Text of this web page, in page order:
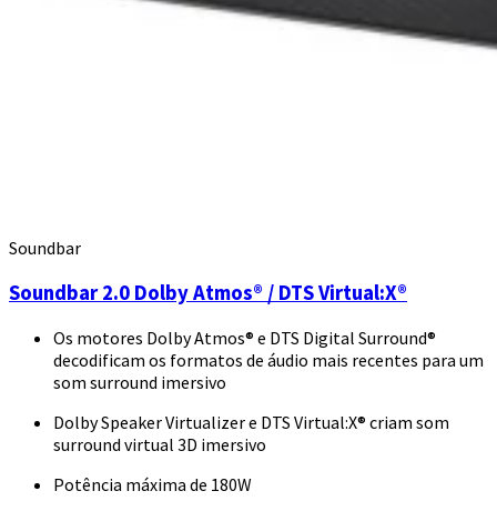
Soundbar
Soundbar 2.0 Dolby Atmos® / DTS Virtual:X®
Os motores Dolby Atmos® e DTS Digital Surround®
decodificam os formatos de áudio mais recentes para um
som surround imersivo
Dolby Speaker Virtualizer e DTS Virtual:X® criam som
surround virtual 3D imersivo
Potência máxima de 180W